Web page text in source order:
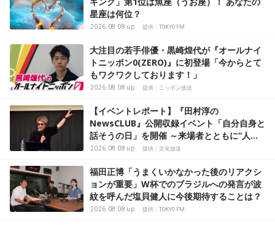
星座は何位？
2026.08.08 up 提供：TOKYO FM
大注目の若手俳優・黒崎煌代が『オールナイ
トニッポン0(ZERO)』に初登場「今からとて
もワクワクしております！」
2026.08.08 up 提供：ニッポン放送
【イベントレポート】『田村淳の
NewsCLUB』公開収録イベント「自分自身と
話そうの日」を開催 ～来場者とともに“人生
の最後に流したい曲”などをテーマにトーク
2026.08.08 up 提供：文化放送
福田正博「うまくいかなかった後のリアクシ
ョンが重要」W杯でのブラジルへの発言が波
紋を呼んだ塩貝健人に今後期待することは？
2026.08.08 up 提供：TOKYO FM